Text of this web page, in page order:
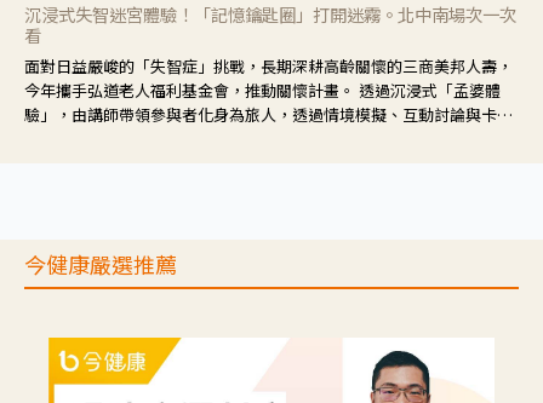
沉浸式失智迷宮體驗！「記憶鑰匙圈」打開迷霧。北中南場次一次
看
面對日益嚴峻的「失智症」挑戰，長期深耕高齡關懷的三商美邦人壽，
今年攜手弘道老人福利基金會，推動關懷計畫。 透過沉浸式「孟婆體
驗」，由講師帶領參與者化身為旅人，透過情境模擬、互動討論與卡牌
今健康嚴選推薦